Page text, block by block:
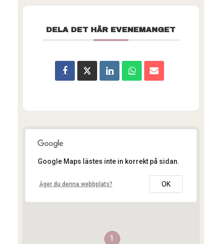
DELA DET HÄR EVENEMANGET
1
Google Maps lästes inte in korrekt på sidan.
Äger du denna webbplats? OK